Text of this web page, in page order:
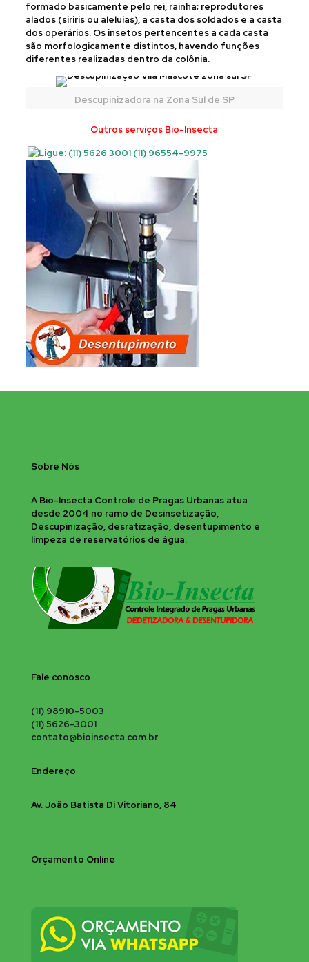
formado basicamente pelo rei, rainha; reprodutores
alados (siriris ou aleluias), a casta dos soldados e a casta
dos operários. Os insetos pertencentes a cada casta
são morfologicamente distintos, havendo funções
diferentes realizadas dentro da colônia.
Descupinizadora na Zona Sul de SP
Outros serviços Bio-Insecta
Sobre Nós
A Bio-Insecta Controle de Pragas Urbanas atua
desde 2004 no ramo de Desinsetização,
Descupinização, desratização, desentupimento e
limpeza de reservatórios de água.
Fale conosco
(11) 98910-5003
(11) 5626-3001
contato@bioinsecta.com.br
Endereço
Av. João Batista Di Vitoriano, 84
Orçamento Online